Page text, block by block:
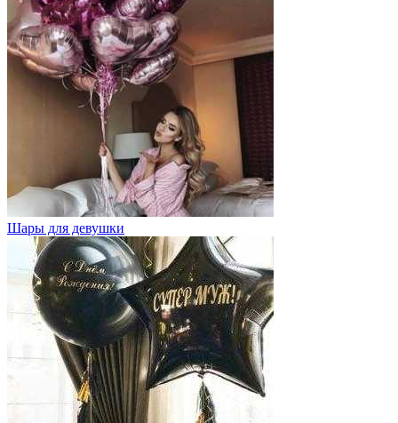
Шары для девушки